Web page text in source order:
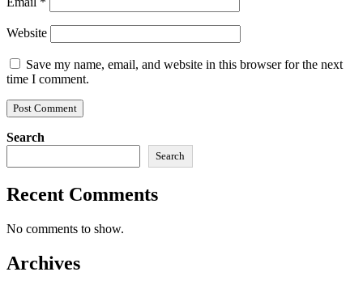
Website
Save my name, email, and website in this browser for the next
time I comment.
Search
Search
Recent Comments
No comments to show.
Archives